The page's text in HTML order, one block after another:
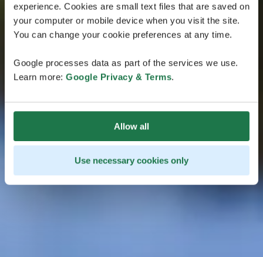
experience. Cookies are small text files that are saved on
your computer or mobile device when you visit the site.
You can change your cookie preferences at any time.
Google processes data as part of the services we use.
Learn more: Google Privacy & Terms.
Allow all
Use necessary cookies only